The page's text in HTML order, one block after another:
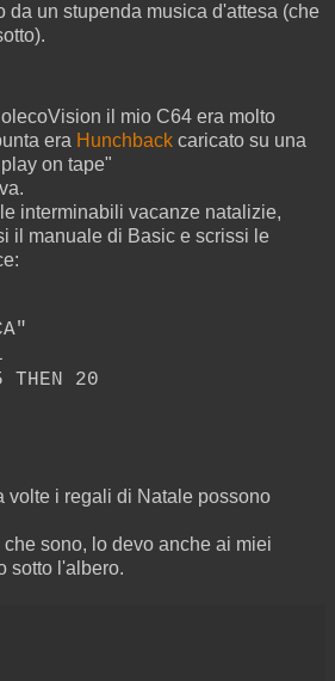
da un stupenda musica d'attesa (che
il mio C64 era molto
era Hunchback caricato su una
on tape"
interminabili vacanze natalizie,
il manuale di Basic e scrissi le
20
volte i regali di Natale possono
sono, lo devo anche ai miei
sotto l'albero.